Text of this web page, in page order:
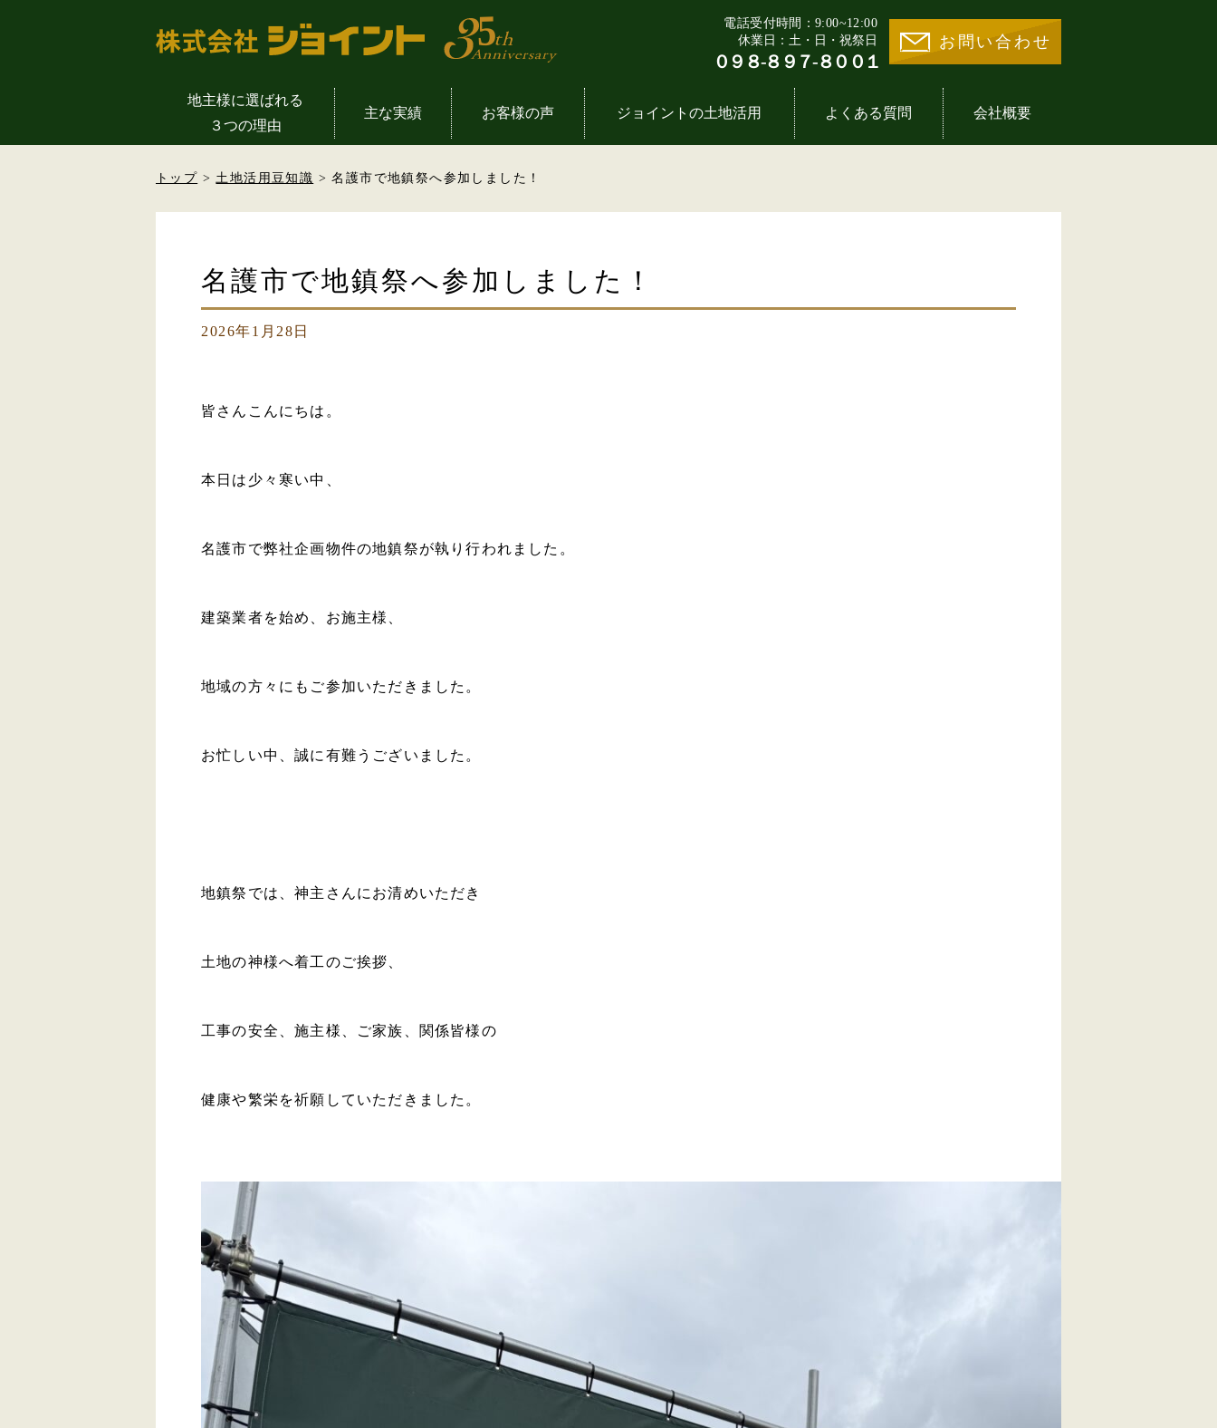
電話受付時間：9:00~12:00
休業日：土・日・祝祭日
０９８-８９７-８００１
お問い合わせ
地主様に選ばれる
３つの理由
主な実績
介護施設一覧 事務所・倉庫一覧 分譲住宅一覧
お客様の声 ジョイントの土地活用
土地活用の流れ 定期借地権とは
よくある質問 会社概要
代表挨拶 ジョイントの歴史
トップ >土地活用豆知識 > 名護市で地鎮祭へ参加しました！
名護市で地鎮祭へ参加しました！
2026年1月28日
皆さんこんにちは。
本日は少々寒い中、
名護市で弊社企画物件の地鎮祭が執り行われました。
建築業者を始め、お施主様、
地域の方々にもご参加いただきました。
お忙しい中、誠に有難うございました。
地鎮祭では、神主さんにお清めいただき
土地の神様へ着工のご挨拶、
工事の安全、施主様、ご家族、関係皆様の
健康や繁栄を祈願していただきました。